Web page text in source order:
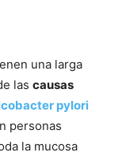
una larga
las causas
pylori
personas
la mucosa